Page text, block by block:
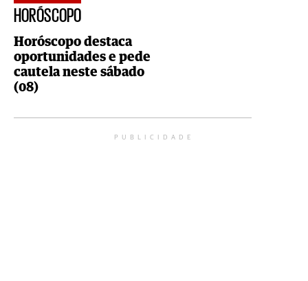
HORÓSCOPO
Horóscopo destaca
oportunidades e pede
cautela neste sábado
(08)
PUBLICIDADE